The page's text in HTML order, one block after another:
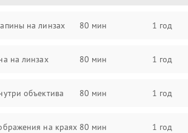
на линзах 80 мин 1 год
на линзах 80 мин 1 год
объектива 80 мин 1 год
на краях 80 мин 1 год